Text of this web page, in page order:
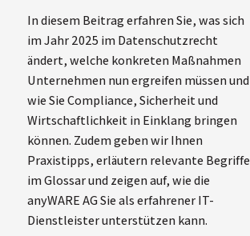
In diesem Beitrag erfahren Sie, was sich
im Jahr 2025 im Datenschutzrecht
ändert, welche konkreten Maßnahmen
Unternehmen nun ergreifen müssen und
wie Sie Compliance, Sicherheit und
Wirtschaftlichkeit in Einklang bringen
können. Zudem geben wir Ihnen
Praxistipps, erläutern relevante Begriffe
im Glossar und zeigen auf, wie die
anyWARE AG Sie als erfahrener IT-
Dienstleister unterstützen kann.